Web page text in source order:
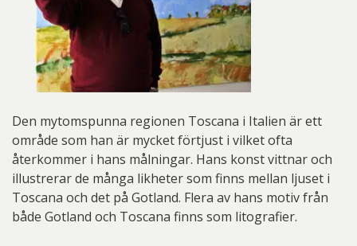
Den mytomspunna regionen Toscana i Italien är ett
område som han är mycket förtjust i vilket ofta
återkommer i hans målningar. Hans konst vittnar och
illustrerar de många likheter som finns mellan ljuset i
Toscana och det på Gotland. Flera av hans motiv från
både Gotland och Toscana finns som litografier.